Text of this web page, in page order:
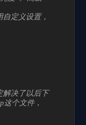
定义设置，
解决了以后下
这个文件，